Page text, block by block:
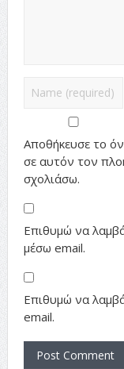
Αποθήκευσε το
σε αυτόν τον
σχολιάσω.
Επιθυμώ να
μέσω email.
Επιθυμώ να
email.